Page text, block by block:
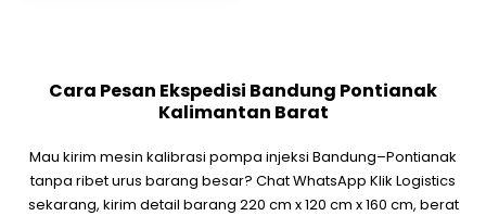
Cara Pesan Ekspedisi Bandung Pontianak
Kalimantan Barat
Mau kirim mesin kalibrasi pompa injeksi Bandung–Pontianak
tanpa ribet urus barang besar? Chat WhatsApp Klik Logistics
sekarang, kirim detail barang 220 cm x 120 cm x 160 cm, berat